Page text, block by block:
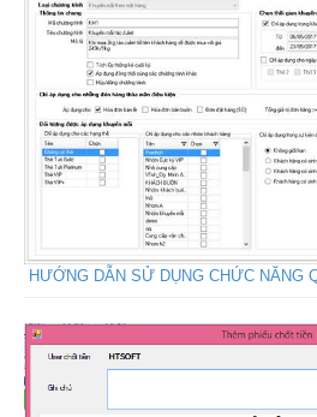
HƯỚNG DẪN SỬ DỤNG CHỨC NĂNG